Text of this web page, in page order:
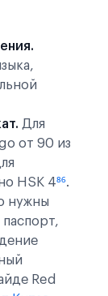
Для
от 90 из
HSK 4⁸⁶.
нужны
Red